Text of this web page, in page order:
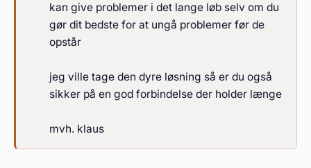
kan give problemer i det lange løb selv om du
gør dit bedste for at ungå problemer før de
opstår
jeg ville tage den dyre løsning så er du også
sikker på en god forbindelse der holder længe
mvh. klaus